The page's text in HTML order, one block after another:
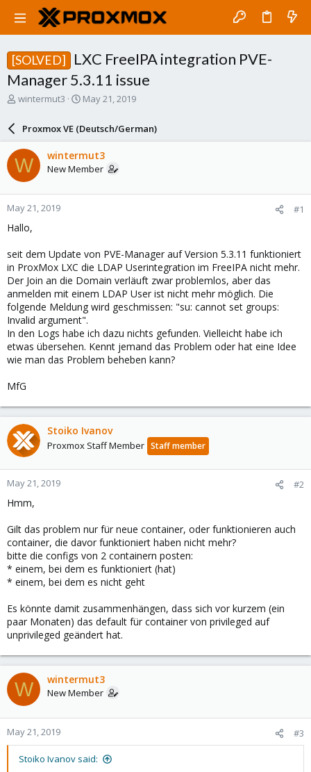
[SOLVED]
LXC FreeIPA integration PVE-
Manager 5.3.11 issue
T
a
d
s
t
a
r
t
e
r
wintermut3
S
a
r
d
a
e
May 21, 2019
Proxmox VE (Deutsch/German)
W wintermut3
New Member
May 21, 2019 #1
Hallo,
seit dem Update von PVE-Manager auf Version 5.3.11 funktioniert
in ProxMox LXC die LDAP Userintegration im FreeIPA nicht mehr.
Der Join an die Domain verläuft zwar problemlos, aber das
anmelden mit einem LDAP User ist nicht mehr möglich. Die
folgende Meldung wird geschmissen: "su: cannot set groups:
Invalid argument".
In den Logs habe ich dazu nichts gefunden. Vielleicht habe ich
etwas übersehen. Kennt jemand das Problem oder hat eine Idee
wie man das Problem beheben kann?
MfG
Stoiko Ivanov
Proxmox Staff Member Staff member
May 21, 2019 #2
Hmm,
Gilt das problem nur für neue container, oder funktionieren auch
container, die davor funktioniert haben nicht mehr?
bitte die configs von 2 containern posten:
* einem, bei dem es funktioniert (hat)
* einem, bei dem es nicht geht
Es könnte damit zusammenhängen, dass sich vor kurzem (ein
paar Monaten) das default für container von privileged auf
unprivileged geändert hat.
W wintermut3
New Member
May 21, 2019 #3
Stoiko Ivanov said: